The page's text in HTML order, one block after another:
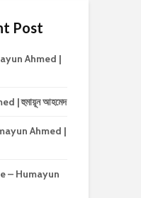
Post
Ahmed |
| হুমায়ূন আহমেদ
Ahmed |
– Humayun